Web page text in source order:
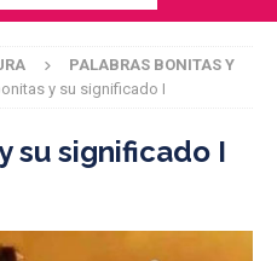
PALABRAS BONITAS Y
y su significado I
su significado I